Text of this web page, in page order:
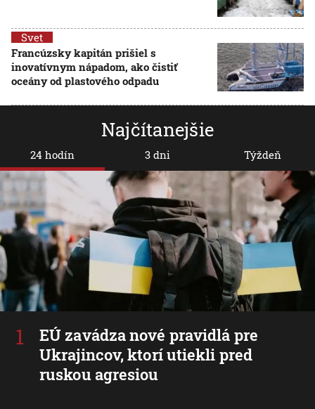
Svet
Francúzsky kapitán prišiel s
inovatívnym nápadom, ako čistiť
oceány od plastového odpadu
Najčítanejšie
24 hodín
EÚ zavádza nové pravidlá pre
Ukrajincov, ktorí utiekli pred
ruskou agresiou
3 dni Týždeň